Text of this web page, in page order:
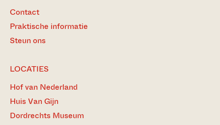
Contact
Praktische informatie
Steun ons
LOCATIES
Hof van Nederland
Huis Van Gijn
Dordrechts Museum